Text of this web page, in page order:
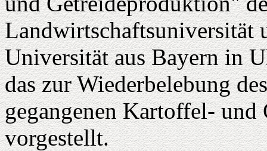
Landwirtschaftsuniversität
Universität aus Bayern in
das zur Wiederbelebung
gegangenen Kartoffel- und
vorgestellt.